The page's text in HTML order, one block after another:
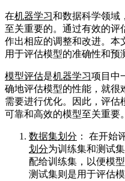
在机器学习和数据科学领域
至关重要的。通过有效的评
作出相应的调整和改进。本
用于评估模型的准确性和预
模型评估是机器学习项目中
确地评估模型的性能，就很
需要进行优化。因此，评估
可靠和高效的模型至关重要。
数据集划分 ： 在开始
划分为训练集和测试
配给训练集，以便模
测试集则是用于评估